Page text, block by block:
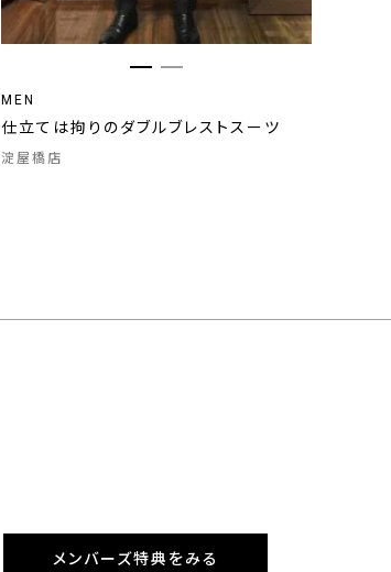
MEN
仕立ては拘りのダブルブレストスーツ
淀屋橋店
メンバーズ特典をみる